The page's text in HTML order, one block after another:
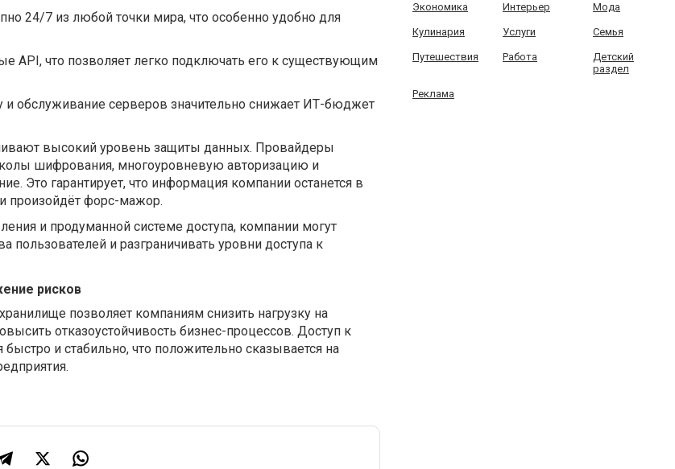
24/7 из любой точки мира, что особенно удобно для
API, что позволяет легко подключать его к существующим
и обслуживание серверов значительно снижает ИТ-бюджет
высокий уровень защиты данных. Провайдеры
шифрования, многоуровневую авторизацию и
Это гарантирует, что информация компании останется в
произойдёт форс-мажор.
и продуманной системе доступа, компании могут
пользователей и разграничивать уровни доступа к
рисков
позволяет компаниям снизить нагрузку на
отказоустойчивость бизнес-процессов. Доступ к
и стабильно, что положительно сказывается на
Экономика Интерьер Мода
Кулинария Услуги Семья
Путешествия Работа
Детский
раздел
Реклама